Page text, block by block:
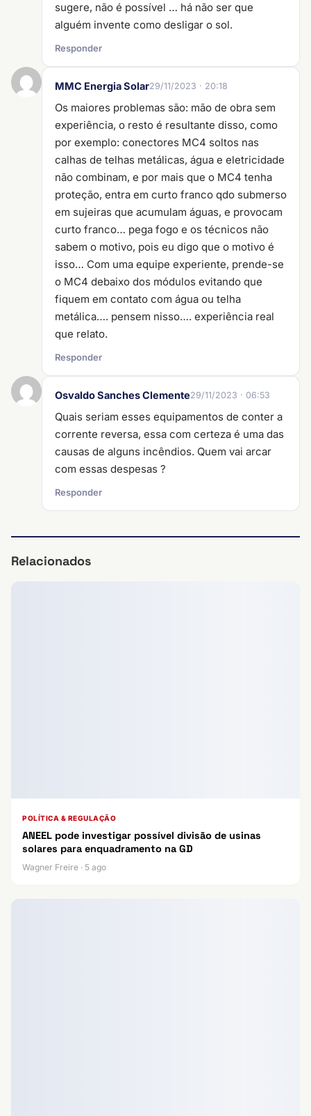
sugere, não é possível … há não ser que
alguém invente como desligar o sol.
Responder
MMC Energia Solar29/11/2023 · 20:18
Os maiores problemas são: mão de obra sem
experiência, o resto é resultante disso, como
por exemplo: conectores MC4 soltos nas
calhas de telhas metálicas, água e eletricidade
não combinam, e por mais que o MC4 tenha
proteção, entra em curto franco qdo submerso
em sujeiras que acumulam águas, e provocam
curto franco… pega fogo e os técnicos não
sabem o motivo, pois eu digo que o motivo é
isso… Com uma equipe experiente, prende-se
o MC4 debaixo dos módulos evitando que
fiquem em contato com água ou telha
metálica…. pensem nisso…. experiência real
que relato.
Responder
Osvaldo Sanches Clemente29/11/2023 · 06:53
Quais seriam esses equipamentos de conter a
corrente reversa, essa com certeza é uma das
causas de alguns incêndios. Quem vai arcar
com essas despesas ?
Responder
Relacionados
POLÍTICA & REGULAÇÃO
ANEEL pode investigar possível divisão de usinas
solares para enquadramento na GD
Wagner Freire · 5 ago